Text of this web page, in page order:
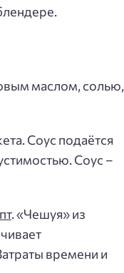
маслом, солью,
Соус подаётся
Соус –
. «Чешуя» из
времени и